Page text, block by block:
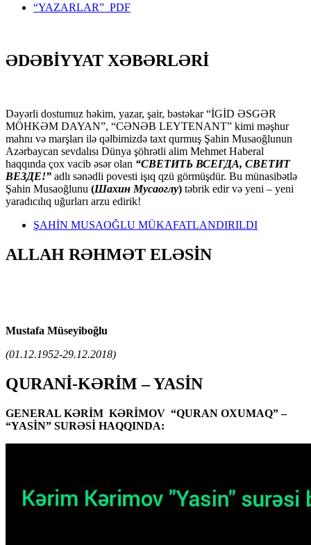
“YAZARLAR” PDF
ƏDƏBİYYAT XƏBƏRLƏRİ
Dəyərli dostumuz həkim, yazar, şair, bəstəkar “İGİD ƏSGƏR
MÖHKƏM DAYAN”, “CƏNƏB LEYTENANT” kimi məşhur
mahnı və marşları ilə qəlbimizdə taxt qurmuş Şahin Musaoğlunun
Azərbaycan sevdalısı Dünya şöhrətli alim Mehmet Haberal
haqqında çox vacib əsər olan “СВЕТИТЬ ВСЕГДА, СВЕТИТ
ВЕЗДЕ!” adlı sənədli povesti işıq qzü görmüşdür. Bu münasibətlə
Şahin Musaoğlunu (Шахин Мусаоглу) təbrik edir və yeni – yeni
yaradıcılıq uğurları arzu edirik!
ŞAHİN MUSAOĞLU MÜKAFATLANDIRILDI
ALLAH RƏHMƏT ELƏSİN
Mustafa Müseyiboğlu
(01.12.1952-29.12.2018)
QURANİ-KƏRİM – YASİN
GENERAL KƏRİM KƏRİMOV “QURAN OXUMAQ” –
“YASİN” SURƏSİ HAQQINDA: